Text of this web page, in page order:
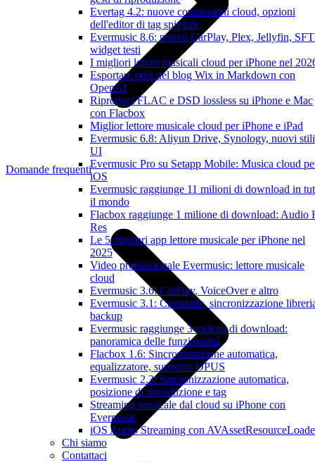
Evertag 4.2: nuove connessioni cloud, opzioni
dell'editor di tag spiegate
Evermusic 8.6: nuovo CarPlay, Plex, Jellyfin,
widget testi
I migliori lettori musicali cloud per iPhone nel
Esportare post del blog Wix in Markdown con
OpenAI
Riproduci FLAC e DSD lossless su iPhone e Mac
con Flacbox
Miglior lettore musicale cloud per iPhone e iPad
Evermusic 6.8: Aliyun Drive, Synology, nuovi stili
UI
Evermusic Pro su Setapp Mobile: Musica cloud
iOS
Evermusic raggiunge 11 milioni di download in
il mondo
Flacbox raggiunge 1 milione di download: Audio
Res
Le 5 migliori app lettore musicale per iPhone nel
2025
Video promozionale Evermusic: lettore musicale
cloud
Evermusic 3.6: CarPlay, VoiceOver e altro
Evermusic 3.1: Crossfade, sincronizzazione
backup
Evermusic raggiunge 3 milioni di download:
panoramica delle funzionalità
Flacbox 1.6: Sincronizzazione automatica,
equalizzatore, supporto OPUS
Evermusic 2.3: Sincronizzazione automatica,
posizione di riproduzione e tag
Streaming musicale dal cloud su iPhone con
Evermusic
iOS Audio Streaming con
Chi siamo
Contattaci
Domande frequenti